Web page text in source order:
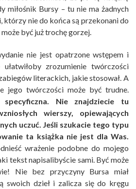
miłośnik Bursy – tu nie ma żadnych
którzy nie do końca są przekonani do
być już trochę gorzej.
nie jest opatrzone wstępem i
zrozumienie twórczości
literackich, jakie stosował. A
jego twórczości może być trudne.
Nie znajdziecie tu
wierszy, opiewających
uczuć. Jeśli szukacie tego typu
ta książka nie jest dla Was.
wrażenie podobne do mojego
tekst napisalibyście sami. Być może
Nie bez przyczyny Bursa miał
swoich dzieł i zalicza się do kręgu